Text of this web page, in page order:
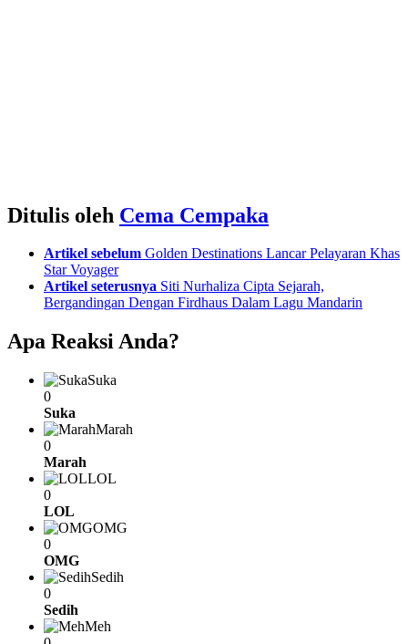
Ditulis oleh Cema Cempaka
Artikel sebelum Golden Destinations Lancar Pelayaran Khas
Star Voyager
Artikel seterusnya Siti Nurhaliza Cipta Sejarah,
Bergandingan Dengan Firdhaus Dalam Lagu Mandarin
Apa Reaksi Anda?
Suka
0
Suka
Marah
0
Marah
LOL
0
LOL
OMG
0
OMG
Sedih
0
Sedih
Meh